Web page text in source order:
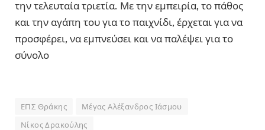
την τελευταία τριετία. Με την εμπειρία, το πάθος
και την αγάπη του για το παιχνίδι, έρχεται για να
προσφέρει, να εμπνεύσει και να παλέψει για το
σύνολο
ΕΠΣ Θράκης
Μέγας Αλέξανδρος Ιάσμου
Νίκος Δρακούλης